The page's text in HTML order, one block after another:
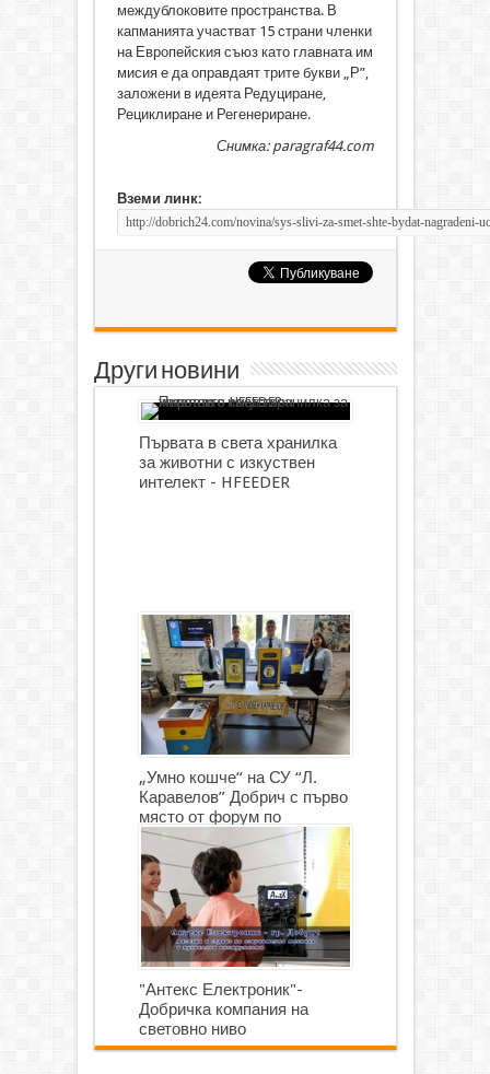
междублоковите пространства. В
капманията участват 15 страни членки
на Европейския съюз като главната им
мисия е да оправдаят трите букви „Р”,
заложени в идеята Редуциране,
Рециклиране и Регенериране.
Снимка: paragraf44.com
Вземи линк:
Други новини
Първата в света хранилка
за животни с изкуствен
интелект - HFEEDER
„Умно кошче“ на СУ “Л.
Каравелов” Добрич с първо
място от форум по
роботика
"Антекс Електроник"-
Добричка компания на
световно ниво